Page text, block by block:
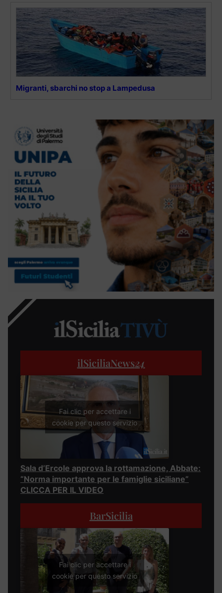
Migranti, sbarchi no stop a Lampedusa
ilSiciliaNews24
Fai clic per accettare i
cookie per questo servizio
Sala d’Ercole approva la rottamazione, Abbate:
“Norma importante per le famiglie siciliane”
CLICCA PER IL VIDEO
BarSicilia
Fai clic per accettare i
cookie per questo servizio